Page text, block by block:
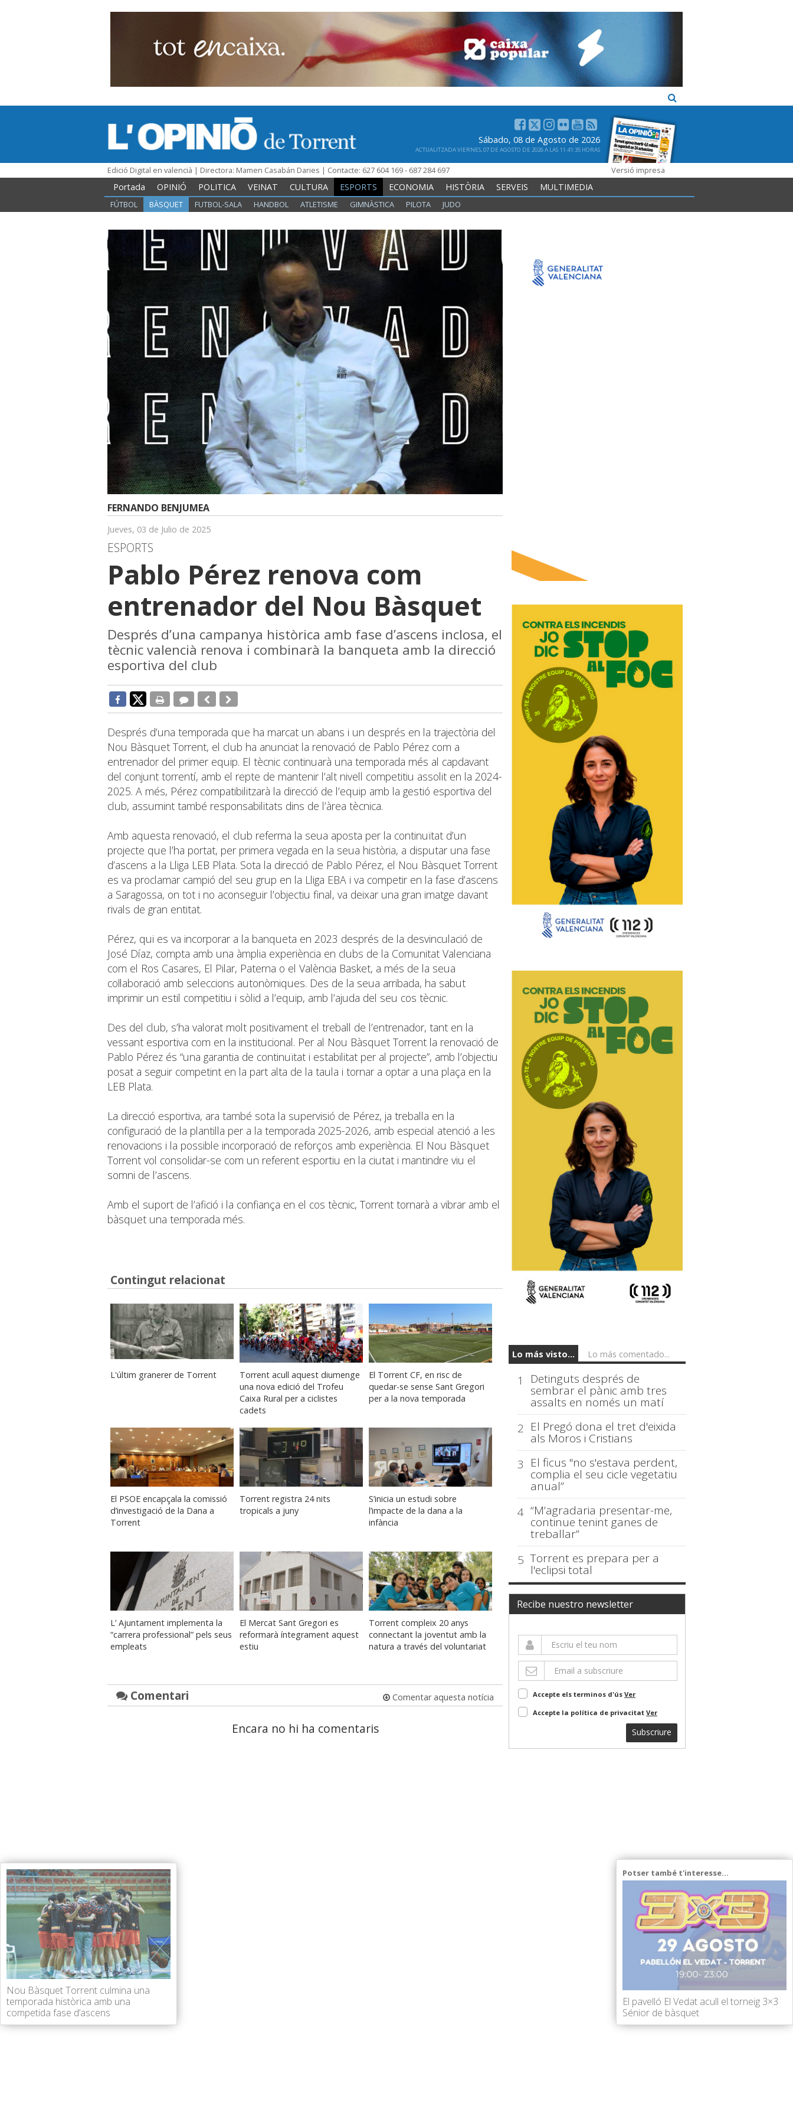
Sábado, 08 de Agosto de 2026
ACTUALITZADA VIERNES, 07 DE AGOSTO DE 2026 A LAS 11:41:35 HORAS
Edició Digital en valencià | Directora: Mamen Casabán Daries | Contacte: 627 604 169 - 687 284 697 Versió impresa
Portada OPINIÓ POLITICA VEINAT CULTURA ESPORTS ECONOMIA HISTÒRIA SERVEIS MULTIMEDIA
FÚTBOL BÀSQUET FUTBOL-SALA HANDBOL ATLETISME GIMNÀSTICA PILOTA JUDO
FERNANDO BENJUMEA
Jueves, 03 de Julio de 2025
ESPORTS
Pablo Pérez renova com
entrenador del Nou Bàsquet
Després d’una campanya històrica amb fase d’ascens inclosa, el
tècnic valencià renova i combinarà la banqueta amb la direcció
esportiva del club
Després d’una temporada que ha marcat un abans i un després en la trajectòria del
Nou Bàsquet Torrent, el club ha anunciat la renovació de Pablo Pérez com a
entrenador del primer equip. El tècnic continuarà una temporada més al capdavant
del conjunt torrentí, amb el repte de mantenir l’alt nivell competitiu assolit en la 2024-
2025. A més, Pérez compatibilitzarà la direcció de l’equip amb la gestió esportiva del
club, assumint també responsabilitats dins de l’àrea tècnica.
Amb aquesta renovació, el club referma la seua aposta per la continuïtat d’un
projecte que l’ha portat, per primera vegada en la seua història, a disputar una fase
d’ascens a la Lliga LEB Plata. Sota la direcció de Pablo Pérez, el Nou Bàsquet Torrent
es va proclamar campió del seu grup en la Lliga EBA i va competir en la fase d’ascens
a Saragossa, on tot i no aconseguir l’objectiu final, va deixar una gran imatge davant
rivals de gran entitat.
Pérez, qui es va incorporar a la banqueta en 2023 després de la desvinculació de
José Díaz, compta amb una àmplia experiència en clubs de la Comunitat Valenciana
com el Ros Casares, El Pilar, Paterna o el València Basket, a més de la seua
col·laboració amb seleccions autonòmiques. Des de la seua arribada, ha sabut
imprimir un estil competitiu i sòlid a l’equip, amb l’ajuda del seu cos tècnic.
Des del club, s’ha valorat molt positivament el treball de l’entrenador, tant en la
vessant esportiva com en la institucional. Per al Nou Bàsquet Torrent la renovació de
Pablo Pérez és “una garantia de continuïtat i estabilitat per al projecte”, amb l’objectiu
posat a seguir competint en la part alta de la taula i tornar a optar a una plaça en la
LEB Plata.
La direcció esportiva, ara també sota la supervisió de Pérez, ja treballa en la
configuració de la plantilla per a la temporada 2025-2026, amb especial atenció a les
renovacions i la possible incorporació de reforços amb experiència. El Nou Bàsquet
Torrent vol consolidar-se com un referent esportiu en la ciutat i mantindre viu el
somni de l’ascens.
Amb el suport de l’afició i la confiança en el cos tècnic, Torrent tornarà a vibrar amb el
bàsquet una temporada més.
Contingut relacionat
L'últim granerer de Torrent
Torrent acull aquest diumenge
una nova edició del Trofeu
Caixa Rural per a ciclistes
cadets
El Torrent CF, en risc de
quedar-se sense Sant Gregori
per a la nova temporada
El PSOE encapçala la comissió
d’investigació de la Dana a
Torrent
Torrent registra 24 nits
tropicals a juny
S’inicia un estudi sobre
l’impacte de la dana a la
infància
L’ Ajuntament implementa la
“carrera professional” pels seus
empleats
El Mercat Sant Gregori es
reformarà íntegrament aquest
estiu
Torrent compleix 20 anys
connectant la joventut amb la
natura a través del voluntariat
Comentari Comentar aquesta notícia
Encara no hi ha comentaris
Lo más visto... Lo más comentado...
1 Detinguts després de
sembrar el pànic amb tres
assalts en només un matí
2 El Pregó dona el tret d'eixida
als Moros i Cristians
3 El ficus "no s'estava perdent,
complia el seu cicle vegetatiu
anual”
4 “M’agradaria presentar-me,
continue tenint ganes de
treballar”
5 Torrent es prepara per a
l'eclipsi total
Recibe nuestro newsletter
Accepte els terminos d'ús Ver
Accepte la política de privacitat Ver
Subscriure
Nou Bàsquet Torrent culmina una
temporada històrica amb una
competida fase d’ascens
Potser també t'interesse...
El pavelló El Vedat acull el torneig 3×3
Sénior de bàsquet